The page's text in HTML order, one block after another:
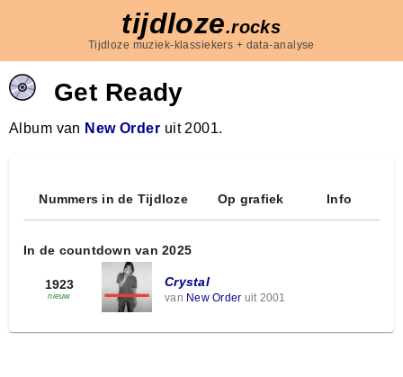
tijdloze.rocks
Tijdloze muziek-klassiekers + data-analyse
Get Ready
Album van New Order uit 2001.
Nummers in de Tijdloze Op grafiek Info
In de countdown van 2025
1923
nieuw
Crystal
van New Order uit 2001